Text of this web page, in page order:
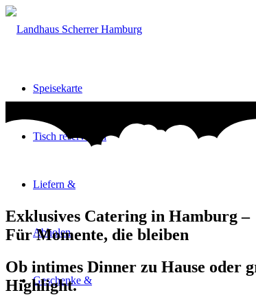
Speisekarte
Tisch reservieren
Liefern &
Abholen
Geschenke &
Exklusives Catering in Hamburg –
Für Momente, die bleiben
Ob intimes Dinner zu Hause oder
Highlight.